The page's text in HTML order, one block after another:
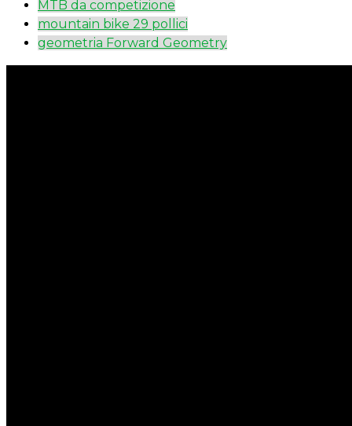
MTB da competizione
mountain bike 29 pollici
geometria Forward Geometry